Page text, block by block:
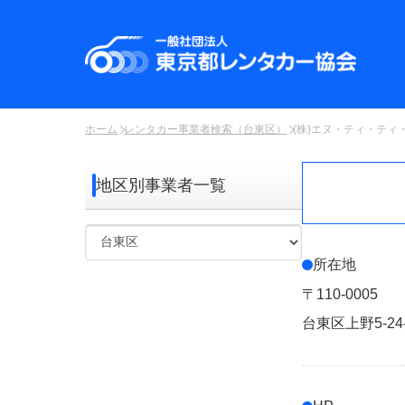
ホーム レンタカー事業者検索（台東区） (株)エヌ・ティ・ティ
地区別事業者一覧
所在地
〒110-0005
台東区上野5-